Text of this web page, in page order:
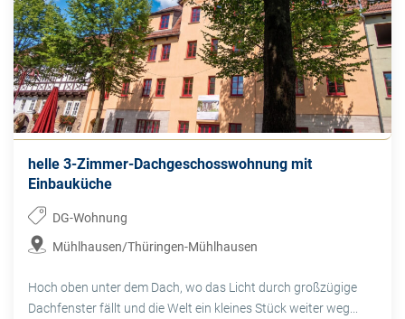
helle 3-Zimmer-Dachgeschosswohnung mit
Einbauküche
DG-Wohnung
Mühlhausen/Thüringen-Mühlhausen
Hoch oben unter dem Dach, wo das Licht durch großzügige
Dachfenster fällt und die Welt ein kleines Stück weiter weg...